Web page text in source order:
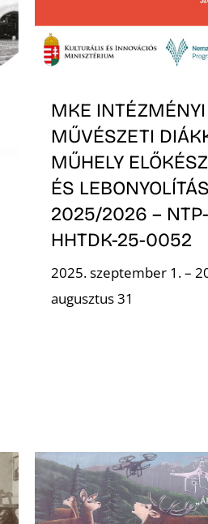
MKE INTÉZMÉNYI
MŰVÉSZETI
MŰHELY
ÉS
2025/2026 – NTP-
HHTDK-25-0052
2025. szeptember 1. –
augusztus 31